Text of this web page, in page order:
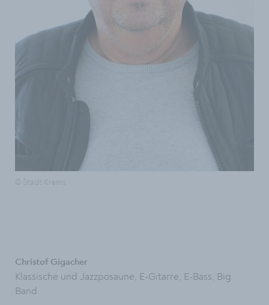
Christof Gigacher
Klassische und Jazzposaune, E-Gitarre, E-Bass, Big
Band